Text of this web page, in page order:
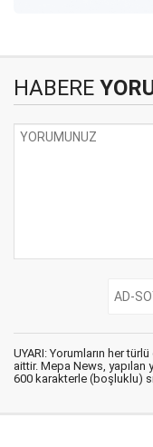
HABERE
UYARI: Yorumların her
aittir. Mepa News,
600 karakterle (boşluklu)